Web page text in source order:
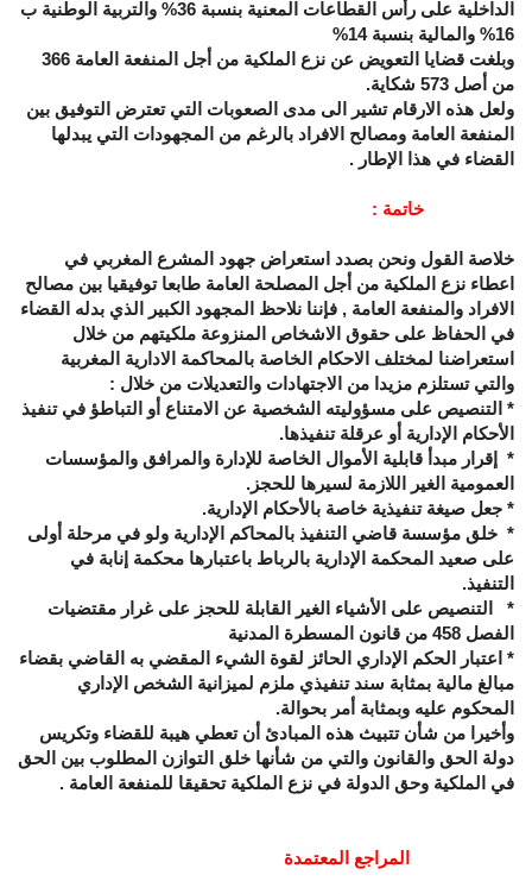
الداخلية على رأس القطاعات المعنية بنسبة 36 % والتربية الوطنية ب
16
% والمالية بنسبة 14
%
وبلغت قضايا التعويض عن نزع الملكية من أجل المنفعة العامة 366
من أصل 573 شكاية.
ولعل هذه الارقام تشير الى مدى الصعوبات التي تعترض التوفيق بين
المنفعة العامة ومصالح الافراد بالرغم من المجهودات التي يبدلها
القضاء في هذا الإطار .
خاتمة :
خلاصة القول ونحن بصدد استعراض جهود المشرع المغربي في
اعطاء نزع الملكية من أجل المصلحة العامة طابعا توفيقيا بين مصالح
الافراد والمنفعة العامة , فإننا نلاحظ المجهود الكبير الذي بدله القضاء
في الحفاظ على حقوق الاشخاص المنزوعة ملكيتهم من خلال
استعراضنا لمختلف الاحكام الخاصة بالمحاكمة الادارية المغربية
والتي تستلزم مزيدا من الاجتهادات والتعديلات من خلال :
* التنصيص على مسؤوليته الشخصية عن الامتناع أو التباطؤ في تنفيذ
الأحكام الإدارية أو عرقلة تنفيذها.
* إقرار مبدأ قابلية الأموال الخاصة للإدارة والمرافق والمؤسسات
العمومية الغير اللازمة لسيرها للحجز.
* جعل صيغة تنفيذية خاصة بالأحكام الإدارية.
* خلق مؤسسة قاضي التنفيذ بالمحاكم الإدارية ولو في مرحلة أولى
على صعيد المحكمة الإدارية بالرباط باعتبارها محكمة إنابة في
التنفيذ.
* التنصيص على الأشياء الغير القابلة للحجز على غرار مقتضيات
الفصل 458 من قانون المسطرة المدنية
* اعتبار الحكم الإداري الحائز لقوة الشيء المقضي به القاضي بقضاء
مبالغ مالية بمثابة سند تنفيذي ملزم لميزانية الشخص الإداري
المحكوم عليه وبمثابة أمر بحوالة.
وأخيرا من شأن تتبيث هذه المبادئ أن تعطي هيبة للقضاء وتكريس
دولة الحق والقانون والتي من شأنها خلق التوازن المطلوب بين الحق
في الملكية وحق الدولة في نزع الملكية تحقيقا للمنفعة العامة .
المراجع المعتمدة